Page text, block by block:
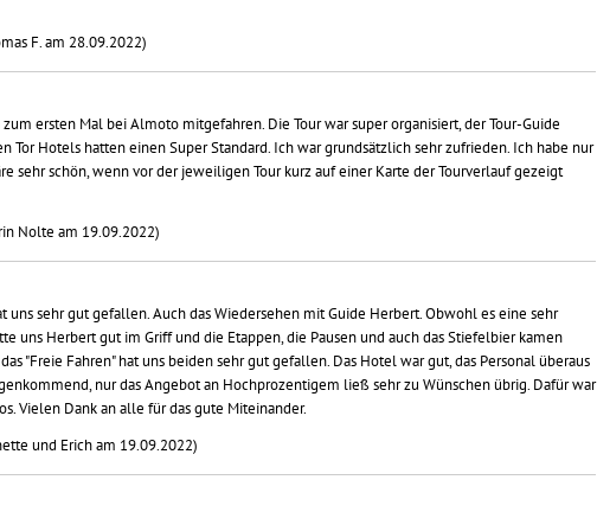
F. am 28.09.2022)
ersten Mal bei Almoto mitgefahren. Die Tour war super organisiert, der Tour-Guide
Tor Hotels hatten einen Super Standard. Ich war grundsätzlich sehr zufrieden. Ich habe nur
sehr schön, wenn vor der jeweiligen Tour kurz auf einer Karte der Tourverlauf gezeigt
Nolte am 19.09.2022)
uns sehr gut gefallen. Auch das Wiedersehen mit Guide Herbert. Obwohl es eine sehr
uns Herbert gut im Griff und die Etappen, die Pausen und auch das Stiefelbier kamen
"Freie Fahren" hat uns beiden sehr gut gefallen. Das Hotel war gut, das Personal überaus
nur das Angebot an Hochprozentigem ließ sehr zu Wünschen übrig. Dafür war
Vielen Dank an alle für das gute Miteinander.
und Erich am 19.09.2022)